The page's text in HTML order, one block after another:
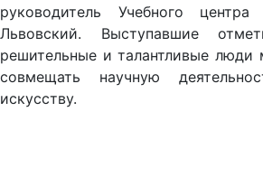
руководитель Учебного центра
Львовский. Выступавшие
решительные и талантливые люди
совмещать научную
искусству.